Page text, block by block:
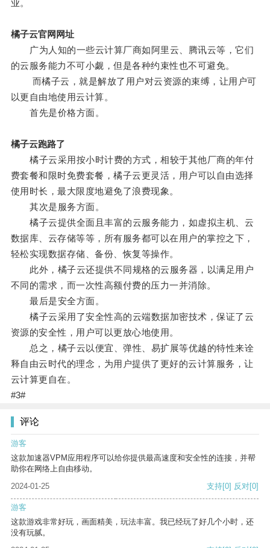
业。
橘子云官网网址
广为人知的一些云计算厂商如阿里云、腾讯云等，它们
的云服务能力不可小觑，但是各种约束性也不可避免。
而橘子云，就是解放了用户对云资源的束缚，让用户可
以更自由地使用云计算。
首先是价格方面。
橘子云跑路了
橘子云采用按小时计费的方式，相较于其他厂商的年付
费套餐和限时免费套餐，橘子云更灵活，用户可以自由选择
使用时长，最大限度地避免了浪费现象。
其次是服务方面。
橘子云提供全面且丰富的云服务能力，如虚拟主机、云
数据库、云存储等等，所有服务都可以在用户的掌控之下，
轻松实现数据存储、备份、恢复等操作。
此外，橘子云还提供不同规格的云服务器，以满足用户
不同的需求，而一次性高额付费的压力一并消除。
最后是安全方面。
橘子云采用了安全性高的云端数据加密技术，保证了云
资源的安全性，用户可以更放心地使用。
总之，橘子云以便宜、弹性、易扩展等优越的特性来诠
释自由云时代的理念，为用户提供了更好的云计算服务，让
云计算更自在。
#3#
评论
游客
这款加速器VPM应用程序可以给你提供最高速度和安全性的连接，并帮
助你在网络上自由移动。
2024-01-25
支持[0] 反对[0]
游客
这款游戏非常好玩，画面精美，玩法丰富。我已经玩了好几个小时，还
没有玩腻。